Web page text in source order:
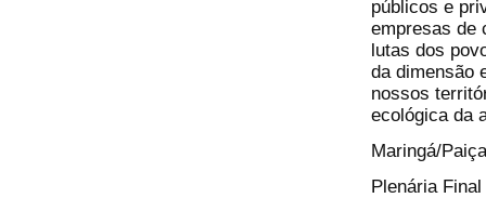
públicos e
empresas de
lutas dos
da dimensão
nossos
ecológica da
Maringá/
Plenária